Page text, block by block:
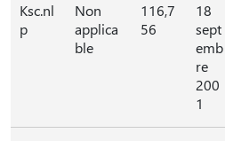
Ksc.nl
p
Non
applica
ble
116,7
56
18
sept
emb
re
200
1